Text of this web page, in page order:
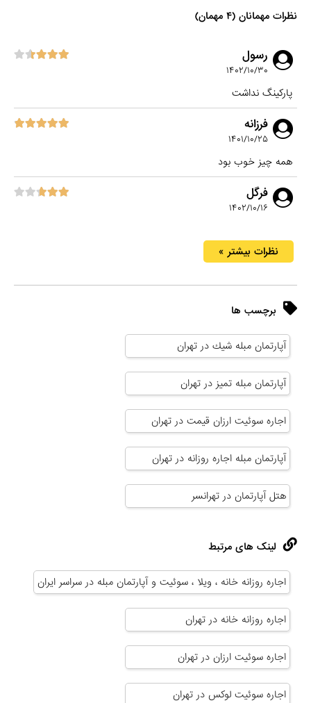
نظرات مهمانان (۴ مهمان)
رسول
۱۴۰۲/۱۰/۳۰
پارکینگ نداشت
فرزانه
۱۴۰۱/۱۰/۲۵
همه چیز خوب بود
فرگل
۱۴۰۲/۱۰/۱۶
نظرات بیشتر »
برچسب ها
آپارتمان مبله شيك در تهران
آپارتمان مبله تمیز در تهران
اجاره سوئیت ارزان قیمت در تهران
آپارتمان مبله اجاره روزانه در تهران
هتل آپارتمان در تهرانسر
لینک های مرتبط
اجاره روزانه خانه ، ویلا ، سوئیت و آپارتمان مبله در سراسر ایران
اجاره روزانه خانه در تهران
اجاره سوئیت ارزان در تهران
اجاره سوئیت لوکس در تهران